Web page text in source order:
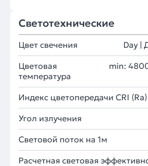
Светотехнические
Цвет свечения Day |
Цветовая
температура
min:
Индекс цветопередачи CRI (Ra)
Угол излучения
Световой поток на 1м
Расчетная световая